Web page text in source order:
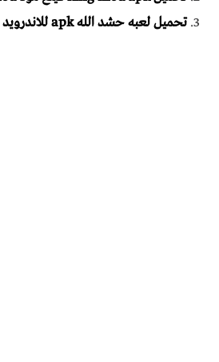
تحميل لعبه حشد الله apk للاندرويد 2022 العراق أخر اصدار